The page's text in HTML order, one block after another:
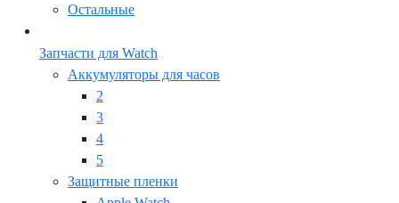
Остальные
Запчасти для Watch
Аккумуляторы для часов
2
3
4
5
Защитные пленки